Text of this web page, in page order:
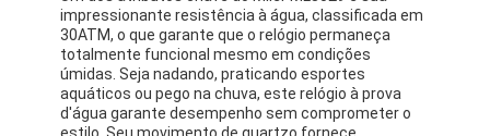
impressionante resistência à água, classificada em
30ATM, o que garante que o relógio permaneça
totalmente funcional mesmo em condições
úmidas. Seja nadando, praticando esportes
aquáticos ou pego na chuva, este relógio à prova
d'água garante desempenho sem comprometer o